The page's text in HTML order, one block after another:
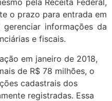
pela Receita Federal,
o prazo para entrada em
informações da
e fiscais.
em janeiro de 2018,
de R$ 78 milhões, o
cadastrais dos
registradas. Essa